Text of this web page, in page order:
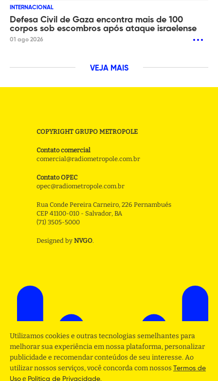
INTERNACIONAL
Defesa Civil de Gaza encontra mais de 100
corpos sob escombros após ataque israelense
01 ago 2026
VEJA MAIS
COPYRIGHT GRUPO METROPOLE
Contato comercial
comercial@radiometropole.com.br
Contato OPEC
opec@radiometropole.com.br
Rua Conde Pereira Carneiro, 226 Pernambués
CEP 41100-010 - Salvador, BA
(71) 3505-5000
Designed by NVGO.
Utilizamos cookies e outras tecnologias semelhantes para
melhorar sua experiência em nossa plataforma, personalizar
publicidade e recomendar conteúdos de seu interesse. Ao
utilizar nossos serviços, você concorda com nossos Termos de
Uso e Politica de Privacidade.